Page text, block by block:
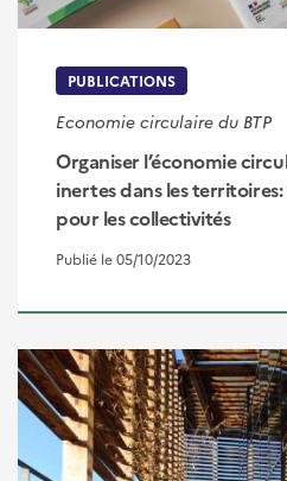
PUBLICATIONS
Economie circulaire du BTP
Organiser l’économie
inertes dans les
pour les collectivités
Publié le 05/10/2023